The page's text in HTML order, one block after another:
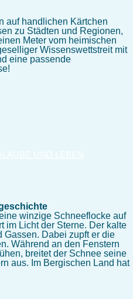
auf handlichen Kärtchen
zu Städten und Regionen,
Meter vom heimischen
Wissenswettstreit mit
eine passende
winzige Schneeflocke auf
im Licht der Sterne. Der kalte
Gassen. Dabei zupft er die
Während an den Fenstern
breitet der Schnee seine
aus. Im Bergischen Land hat